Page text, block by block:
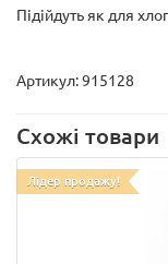
Підійдуть як для
Артикул: 915128
Схожі товари
Лідер продажу!